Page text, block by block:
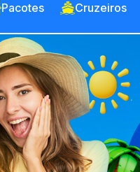
Pacotes Cruzeiros